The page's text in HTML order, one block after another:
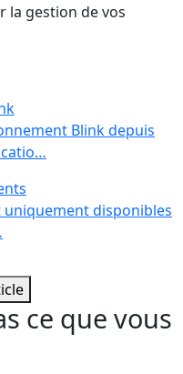
la gestion de vos
Blink depuis
disponibles
ce que vous